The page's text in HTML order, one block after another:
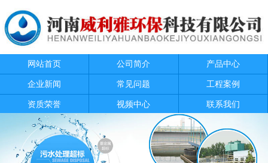
网站首页 公司简介 产品中心
企业新闻 常见问题 工程案例
资质荣誉 视频中心 联系我们